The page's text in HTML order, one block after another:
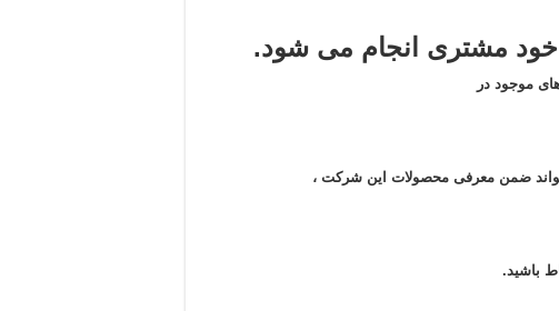
مشتری انجام می شود.
موجود در
ضمن معرفی محصولات این شرکت ،
باشید.